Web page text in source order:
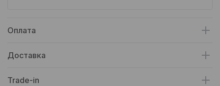
Оплата
Доставка
Trade-in